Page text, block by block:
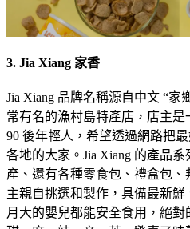
3. Jia Xiang 家香
Jia Xiang 品牌名稱源自中文 “家
常有名的漁村島特產店，店主
90 後年輕人，希望透過網路把
各地的大家。Jia Xiang 的產品
產、還有各種零食包、禮盒包
主親自挑選和製作，具備最新
月大的嬰兒都能安全食用，絕